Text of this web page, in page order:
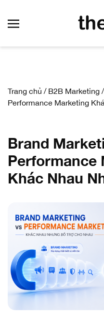
Trang chủ / B2B Marketing /
Performance Marketing
Brand
Performance
Khác Nhau